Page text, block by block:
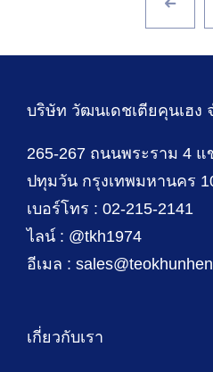
บริษัท วัฒนเดชเตียคุนเฮง
265-267 ถนนพระราม 4 แ
ปทุมวัน กรุงเทพมหานคร
เบอร์โทร : 02-215-2141
ไลน์ : @tkh1974
อีเมล :
เกี่ยวกับเรา